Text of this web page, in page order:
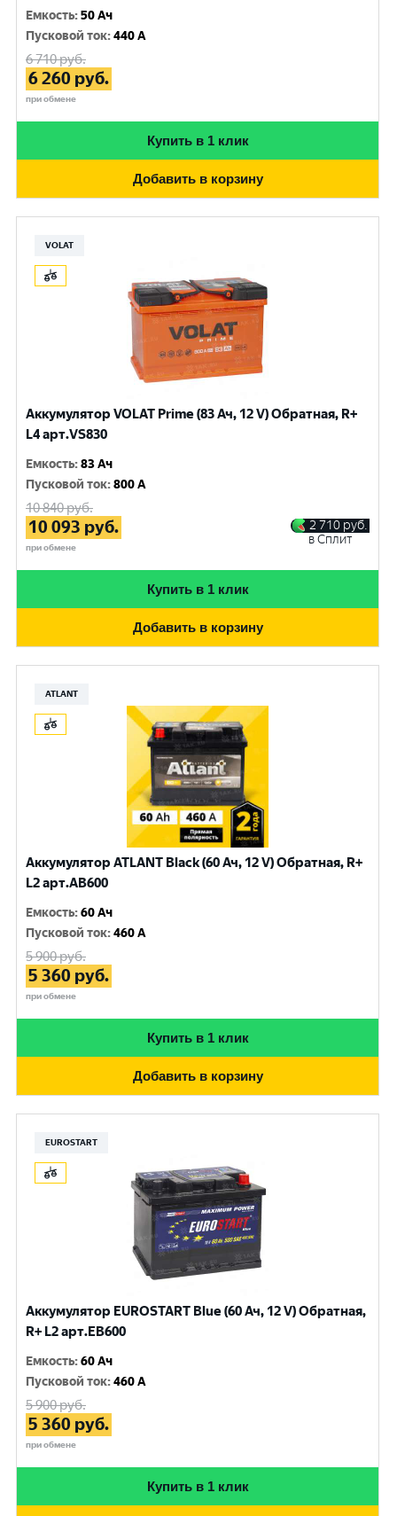
Емкость:50 Ач
Пусковой ток:440 A
6 710руб.
6 260 руб.
при обмене
Купить в 1 клик
Добавить в корзину
VOLAT
Аккумулятор VOLAT Prime (83 Ач, 12 V) Обратная, R+
L4 арт.VS830
Емкость:83 Ач
Пусковой ток:800 A
10 840руб.
10 093 руб.
при обмене
2 710 руб.
в Сплит
Купить в 1 клик
Добавить в корзину
ATLANT
Аккумулятор ATLANT Black (60 Ач, 12 V) Обратная, R+
L2 арт.AB600
Емкость:60 Ач
Пусковой ток:460 A
5 900руб.
5 360 руб.
при обмене
Купить в 1 клик
Добавить в корзину
EUROSTART
Аккумулятор EUROSTART Blue (60 Ач, 12 V) Обратная,
R+ L2 арт.EB600
Емкость:60 Ач
Пусковой ток:460 A
5 900руб.
5 360 руб.
при обмене
Купить в 1 клик